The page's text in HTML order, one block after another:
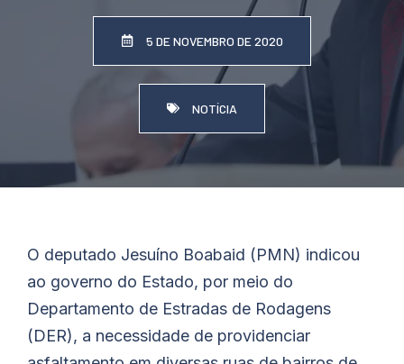
5 DE NOVEMBRO DE 2020
NOTÍCIA
O deputado Jesuíno Boabaid (PMN) indicou
ao governo do Estado, por meio do
Departamento de Estradas de Rodagens
(DER), a necessidade de providenciar